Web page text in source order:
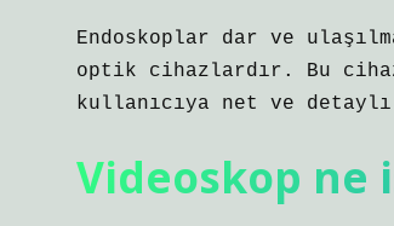
Endoskoplar dar ve
optik cihazlardır. Bu
kullanıcıya net ve
Videoskop ne